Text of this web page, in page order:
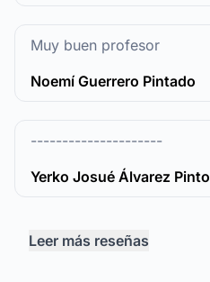
Muy buen profesor
Noemí Guerrero Pintado
---------------------
Yerko Josué Álvarez Pinto
Leer más reseñas